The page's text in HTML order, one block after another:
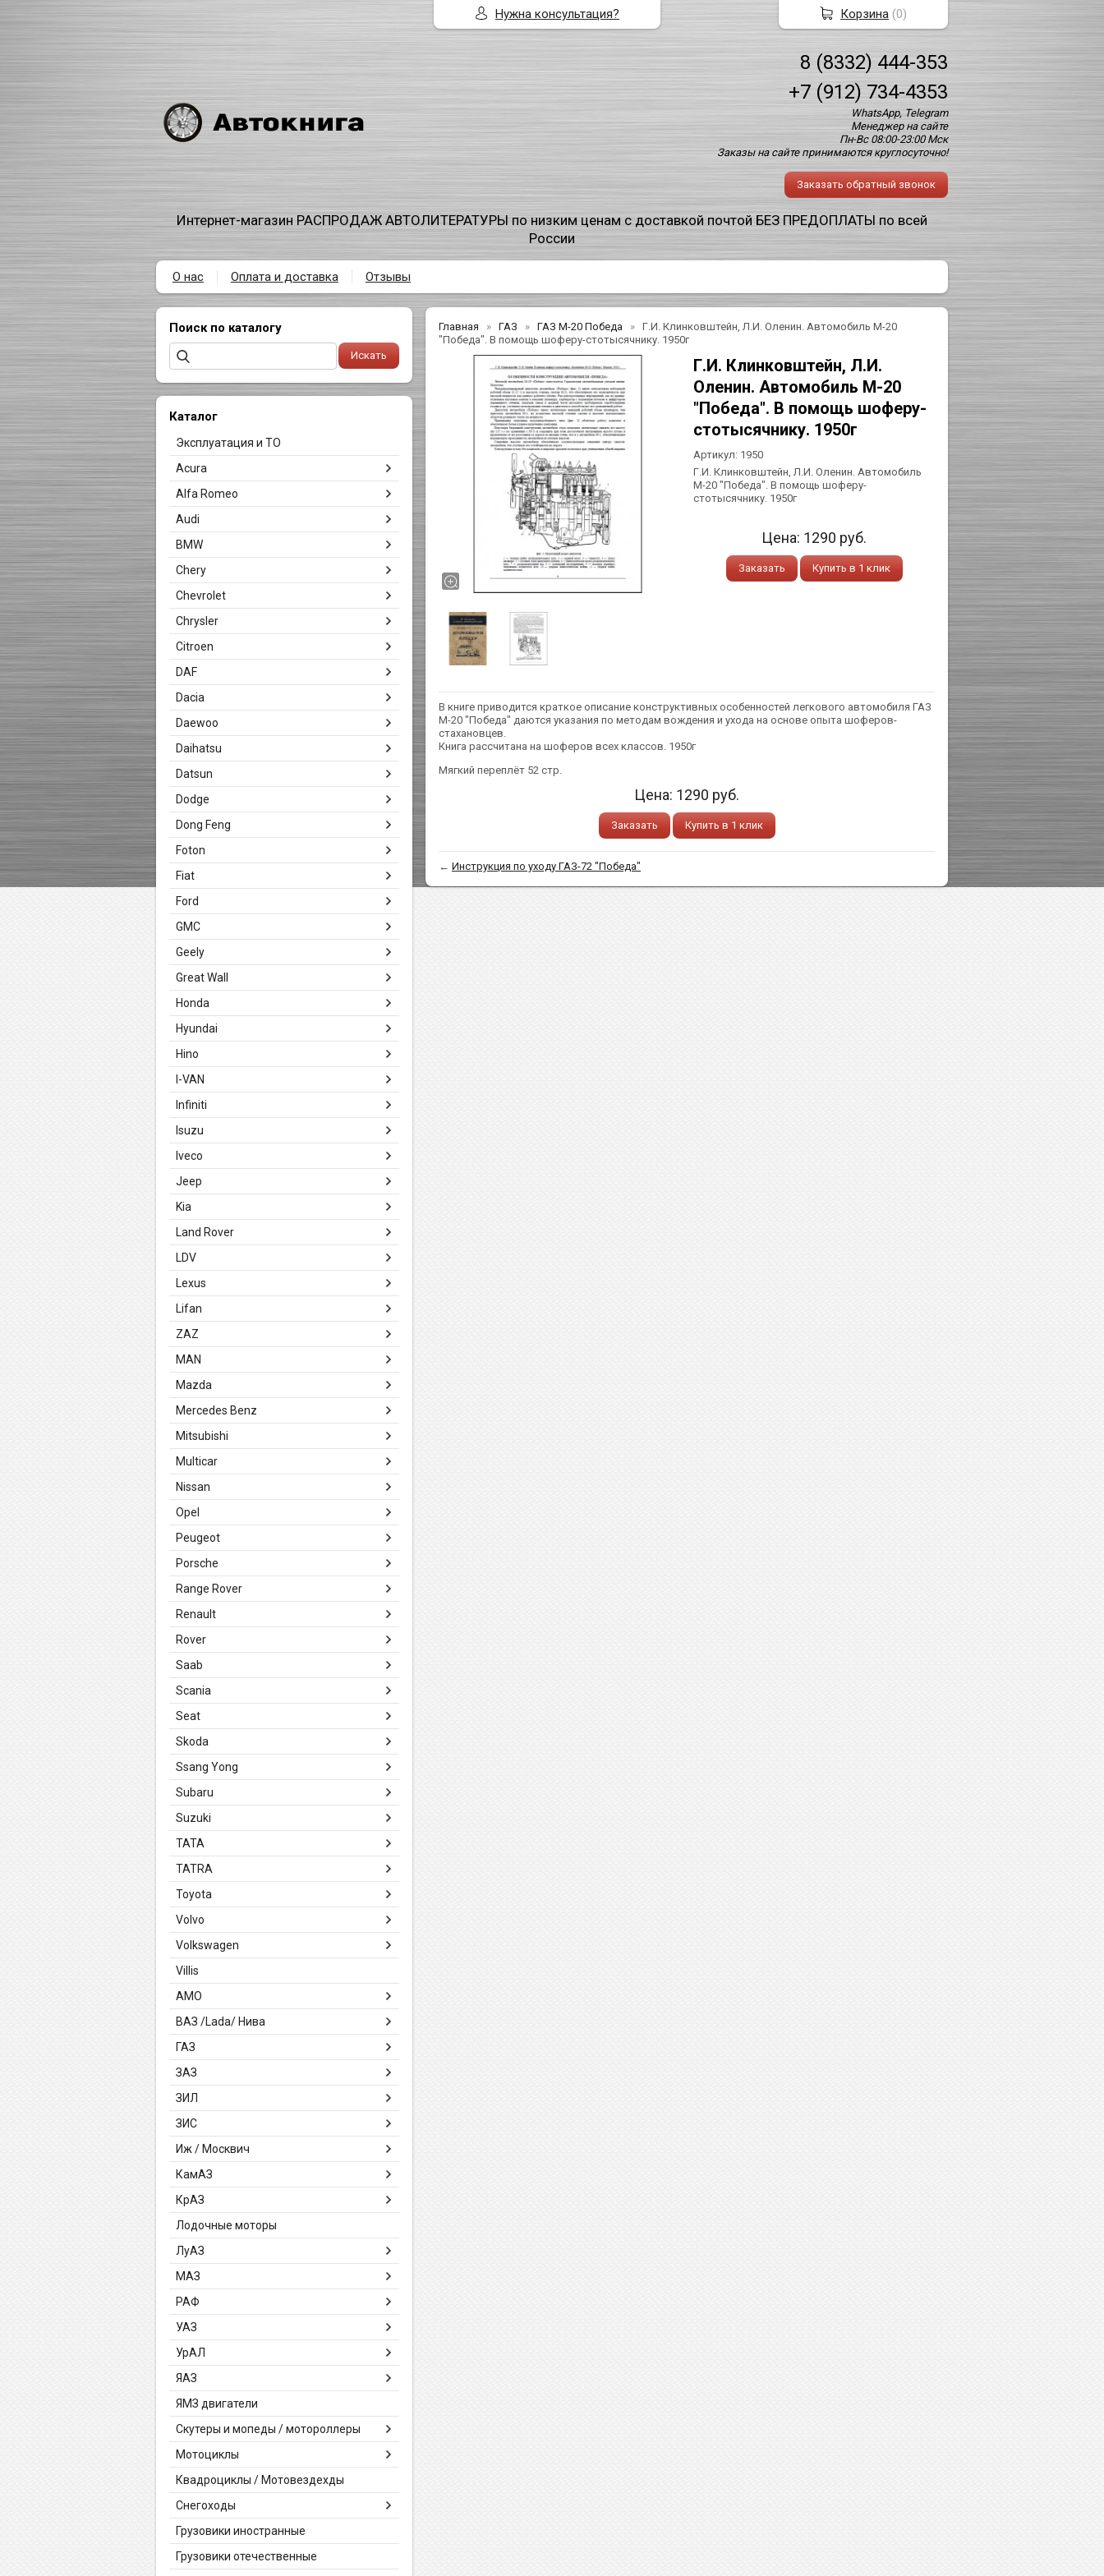
8 (8332) 444-353
+7 (912) 734-4353
WhatsApp, Telegram
Менеджер на сайте
Пн-Вс 08:00-23:00 Мск
Заказы на сайте принимаются круглосуточно!
Заказать обратный звонок
Интернет-магазин РАСПРОДАЖ АВТОЛИТЕРАТУРЫ по низким ценам с доставкой почтой БЕЗ ПРЕДОПЛАТЫ по всей
России
О нас Оплата и доставка Отзывы
Поиск по каталогу
Каталог
Эксплуатация и ТО
Acura
Alfa Romeo
Audi
BMW
Chery
Chevrolet
Chrysler
Citroen
DAF
Dacia
Daewoo
Daihatsu
Datsun
Dodge
Dong Feng
Foton
Fiat
Ford
GMC
Geely
Great Wall
Honda
Hyundai
Hino
I-VAN
Infiniti
Isuzu
Iveco
Jeep
Kia
Land Rover
LDV
Lexus
Lifan
ZAZ
MAN
Mazda
Mercedes Benz
Mitsubishi
Multicar
Nissan
Opel
Peugeot
Porsche
Range Rover
Renault
Rover
Saab
Scania
Seat
Skoda
Ssang Yong
Subaru
Suzuki
TATA
TATRA
Toyota
Volvo
Volkswagen
Villis
АМО
ВАЗ /Lada/ Нива
ГАЗ
ЗАЗ
ЗИЛ
ЗИС
Иж / Москвич
КамАЗ
КрАЗ
Лодочные моторы
ЛуАЗ
МАЗ
РАФ
УАЗ
УрАЛ
ЯАЗ
ЯМЗ двигатели
Скутеры и мопеды / мотороллеры
Мотоциклы
Квадроциклы / Мотовездехды
Снегоходы
Грузовики иностранные
Грузовики отечественные
Главная ГАЗ ГАЗ М-20 Победа
Г.И. Клинковштейн, Л.И. Оленин. Автомобиль М-20
"Победа". В помощь шоферу-стотысячнику. 1950г
Г.И. Клинковштейн, Л.И.
Оленин. Автомобиль М-20
"Победа". В помощь шоферу-
стотысячнику. 1950г
Артикул: 1950
Г.И. Клинковштейн, Л.И. Оленин. Автомобиль
М-20 "Победа". В помощь шоферу-
стотысячнику. 1950г
Цена: 1290 руб.
Заказать Купить в 1 клик
В книге приводится краткое описание конструктивных особенностей легкового автомобиля ГАЗ
М-20 "Победа" даются указания по методам вождения и ухода на основе опыта шоферов-
стахановцев.
Книга рассчитана на шоферов всех классов. 1950г
Мягкий переплёт 52 стр.
Цена: 1290 руб.
Заказать Купить в 1 клик
← Инструкция по уходу ГАЗ-72 "Победа"
Нужна консультация? Корзина (0)